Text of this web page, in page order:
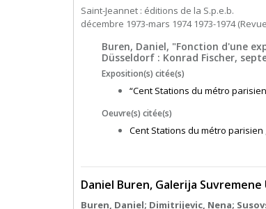
Saint-Jeannet : éditions de la S.p.e.b.
décembre 1973-mars 1974 1973-1974
Buren, Daniel, "Fonction d'une
Düsseldorf : Konrad Fischer,
Exposition(s) citée(s)
“Cent Stations du métro
Oeuvre(s) citée(s)
Cent Stations du métro parisien
Daniel Buren, Galerija
Buren, Daniel; Dimitrijevic, Nena;